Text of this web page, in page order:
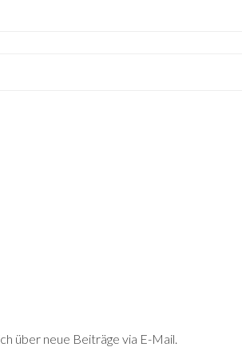
über neue Beiträge via E-Mail.